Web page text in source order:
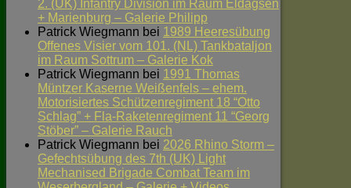
2. (UK) Infantry Division im Raum Eldagsen
+ Marienburg – Galerie Philipp
Patrick Wiegmann bei 1989 Heeresübung
Offenes Visier vom 101. (NL) Tankbataljon
im Raum Sottrum – Galerie Kok
Patrick Wiegmann bei 1991 Thomas
Müntzer Kaserne Weißenfels – ehem.
Motorisiertes Schützenregiment 18 “Otto
Schlag” + Fla-Raketenregiment 11 “Georg
Stöber” – Galerie Rauch
Patrick Wiegmann bei 2026 Rhino Storm –
Gefechtsübung des 7th (UK) Light
Mechanised Brigade Combat Team im